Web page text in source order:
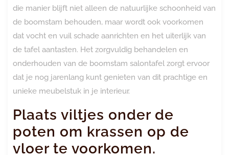
die manier blijft niet alleen de natuurlijke schoonheid van
de boomstam behouden, maar wordt ook voorkomen
dat vocht en vuil schade aanrichten en het uiterlijk van
de tafel aantasten. Het zorgvuldig behandelen en
onderhouden van de boomstam salontafel zorgt ervoor
dat je nog jarenlang kunt genieten van dit prachtige en
unieke meubelstuk in je interieur.
Plaats viltjes onder de
poten om krassen op de
vloer te voorkomen.